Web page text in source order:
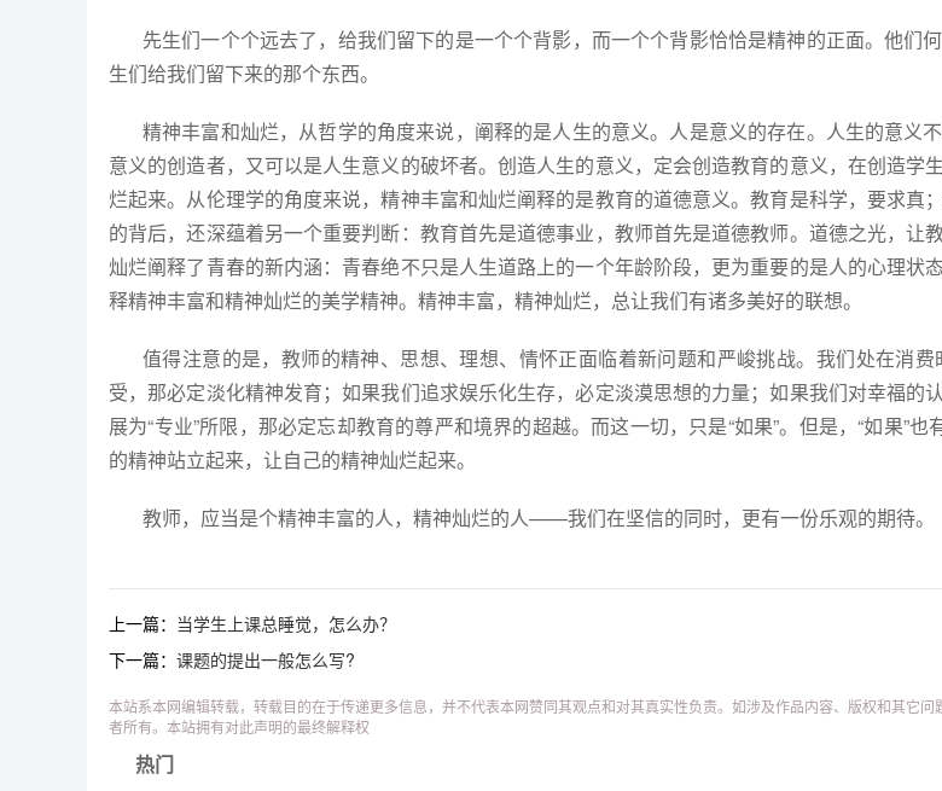
先生们一个个远去了，给我们留下的是一个个背影，而一个个背影恰恰是精神的正面。他
生们给我们留下来的那个东西。
精神丰富和灿烂，从哲学的角度来说，阐释的是人生的意义。人是意义的存在。人生的意义
意义的创造者，又可以是人生意义的破坏者。创造人生的意义，定会创造教育的意义，在创造
烂起来。从伦理学的角度来说，精神丰富和灿烂阐释的是教育的道德意义。教育是科学，要求
的背后，还深蕴着另一个重要判断：教育首先是道德事业，教师首先是道德教师。道德之光，
灿烂阐释了青春的新内涵：青春绝不只是人生道路上的一个年龄阶段，更为重要的是人的心理
释精神丰富和精神灿烂的美学精神。精神丰富，精神灿烂，总让我们有诸多美好的联想。
值得注意的是，教师的精神、思想、理想、情怀正面临着新问题和严峻挑战。我们处在消
受，那必定淡化精神发育；如果我们追求娱乐化生存，必定淡漠思想的力量；如果我们对幸福
展为“专业”所限，那必定忘却教育的尊严和境界的超越。而这一切，只是“如果”。但是，“如果”
的精神站立起来，让自己的精神灿烂起来。
教师，应当是个精神丰富的人，精神灿烂的人——我们在坚信的同时，更有一份乐观的期待。
上一篇： 当学生上课总睡觉，怎么办？
下一篇： 课题的提出一般怎么写?
本站系本网编辑转载，转载目的在于传递更多信息，并不代表本网赞同其观点和对其真实性负责。如涉及作品内容、版权和其它
者所有。本站拥有对此声明的最终解释权
热门